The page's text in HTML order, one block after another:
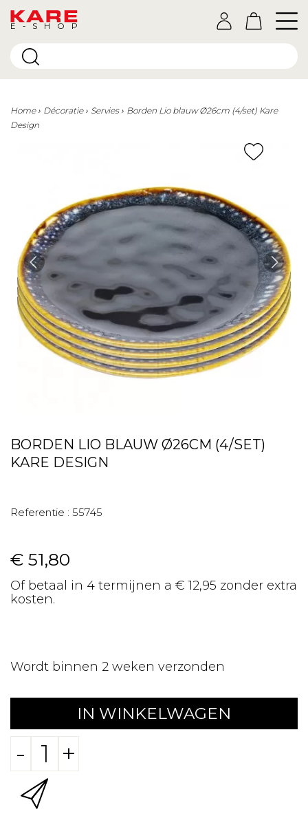
E-SHOP
Home Décoratie Servies
Borden Lio blauw Ø26cm (4/set) Kare
Design
BORDEN LIO BLAUW Ø26CM (4/SET)
KARE DESIGN
Referentie : 55745
€ 51,80
Of betaal in 4 termijnen a € 12,95 zonder extra
kosten.
Wordt binnen 2 weken verzonden
IN WINKELWAGEN
- +